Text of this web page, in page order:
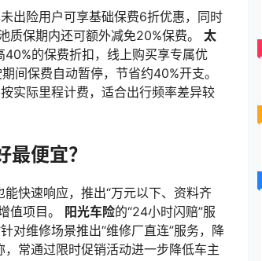
出险用户可享基础保费6折优惠，同时
质保期内还可额外减免20%保费。 太
的保费折扣，线上购买享专属优
间保费自动暂停，节省约40%开支。
实际里程计费，适合出行频率差异较
便宜？
快速响应，推出“万元以下、资料齐
值项目。 阳光车险的“24小时闪赔”服
对维修场景推出“维修厂直连”服务，降
常通过限时促销活动进一步降低车主